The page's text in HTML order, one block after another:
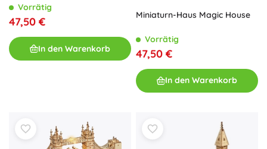
Vorrätig
47,50 €
In den Warenkorb
Miniaturn-Haus Magic House
Vorrätig
47,50 €
In den Warenkorb